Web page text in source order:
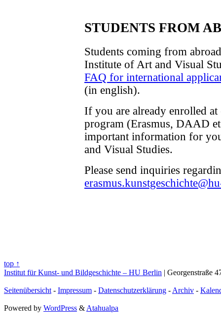
STUDENTS FROM
Students coming from
Institute of Art and Visual
FAQ for international
(in english).
If you are already enrolled
program (Erasmus, DAAD
important information for
and Visual Studies.
Please send inquiries
top ↑
Institut für Kunst- und Bildgeschichte – HU Berlin | Georgenstraße
Seitenübersicht - Impressum - Datenschutzerklärung - Archiv -
Powered by WordPress & Atahualpa